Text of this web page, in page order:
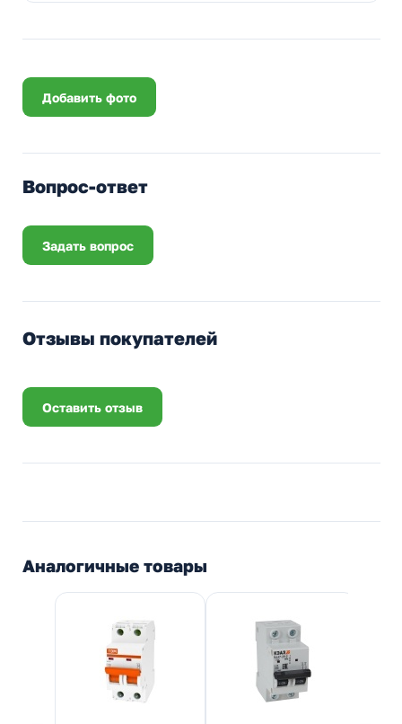
Добавить фото
Вопрос-ответ
Задать вопрос
Отзывы покупателей
Оставить отзыв
Аналогичные товары